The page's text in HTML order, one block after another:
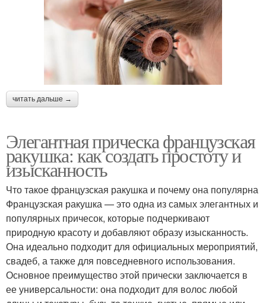
читать дальше →
Элегантная прическа французская
ракушка: как создать простоту и
изысканность
Что такое французская ракушка и почему она популярна
Французская ракушка — это одна из самых элегантных и
популярных причесок, которые подчеркивают
природную красоту и добавляют образу изысканность.
Она идеально подходит для официальных мероприятий,
свадеб, а также для повседневного использования.
Основное преимущество этой прически заключается в
ее универсальности: она подходит для волос любой